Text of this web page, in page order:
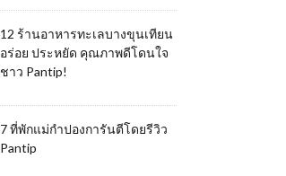
12 ร้านอาหารทะเลบางขุนเทียน
อร่อย ประหยัด คุณภาพดีโดนใจ
ชาว Pantip!
7 ที่พักแม่กำปองการันตีโดยรีวิว
Pantip